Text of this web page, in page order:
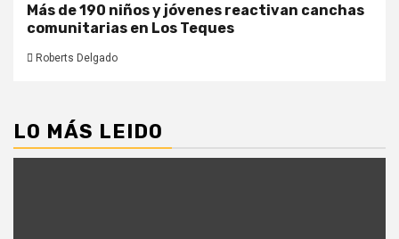
Más de 190 niños y jóvenes reactivan canchas
comunitarias en Los Teques
Roberts Delgado
LO MÁS LEIDO